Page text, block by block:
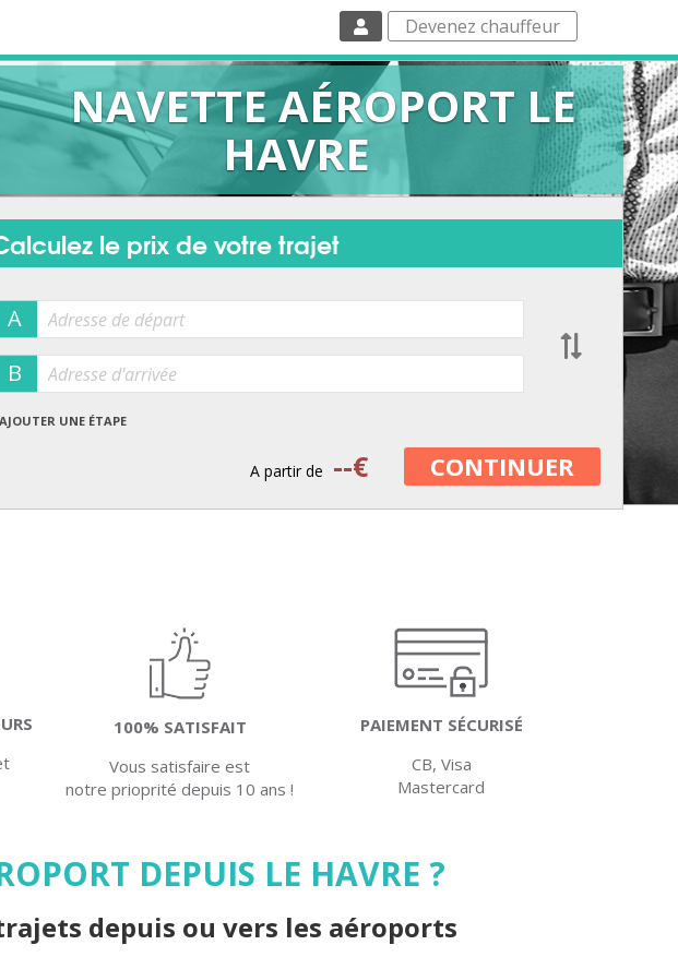
Devenez chauffeur
le prix de votre trajet
A
B
AJOUTER UNE ÉTAPE
A partir de --€ CONTINUER
100% SATISFAIT
Vous satisfaire est
notre prioprité depuis 10 ans !
PAIEMENT SÉCURISÉ
CB, Visa
Mastercard
NAVETTE AÉROPORT LE
HAVRE
DEPUIS LE HAVRE ?
depuis ou vers les aéroports